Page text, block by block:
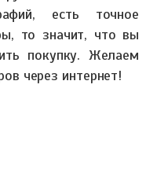
есть точное
то значит, что вы
покупку. Желаем
через интернет!